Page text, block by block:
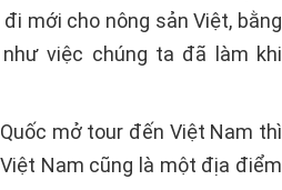
mới cho nông sản Việt, bằng
việc chúng ta đã làm khi
mở tour đến Việt Nam thì
Nam cũng là một địa điểm